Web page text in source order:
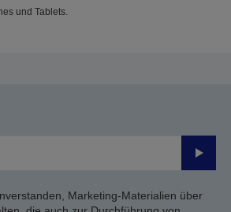
und Tablets.
Senden
Marketing-Materialien über